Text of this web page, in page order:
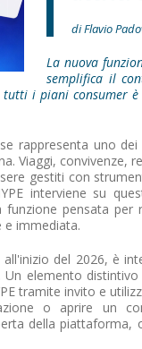
di Flavio
La nuova
semplifica il
i piani consumer
rappresenta uno
Viaggi, convivenze,
gestiti con
interviene su
pensata per
e immediata.
del 2026, è
elemento
tramite invito e
o aprire un
della piattaforma,